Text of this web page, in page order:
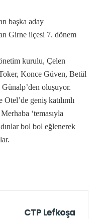
başka aday
Girne ilçesi 7. dönem
kurulu, Çelen
Konce Güven, Betül
oluşuyor.
geniş katılımlı
‘temasıyla
bol bol eğlenerek
CTP Lefkoşa